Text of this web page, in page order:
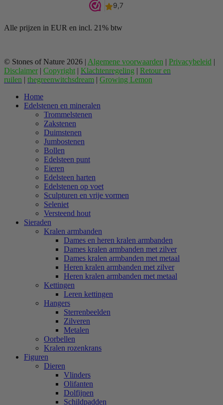
Alle prijzen in EUR en incl. 21% btw
© Stones of Nature 2026 | Algemene voorwaarden | Privacybeleid |
Disclaimer | Copyright | Klachtenregeling | Retour en
ruilen | thegreenwitchsdream | Growing Lemon
Home
Edelstenen en mineralen
Trommelstenen
Zakstenen
Duimstenen
Jumbostenen
Bollen
Edelsteen punt
Eieren
Edelsteen harten
Edelstenen op voet
Sculpturen en vrije vormen
Seleniet
Versteend hout
Sieraden
Kralen armbanden
Dames en heren kralen armbanden
Dames kralen armbanden met zilver
Dames kralen armbanden met metaal
Heren kralen armbanden met zilver
Heren kralen armbanden met metaal
Kettingen
Leren kettingen
Hangers
Sterrenbeelden
Zilveren
Metalen
Oorbellen
Kralen rozenkrans
Figuren
Dieren
Vlinders
Olifanten
Dolfijnen
Schildpadden